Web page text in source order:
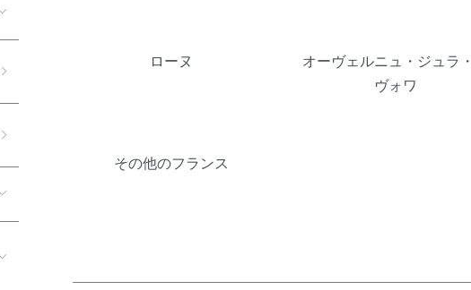
ローヌ
オーヴェルニュ・ジュラ
ヴォワ
その他のフランス